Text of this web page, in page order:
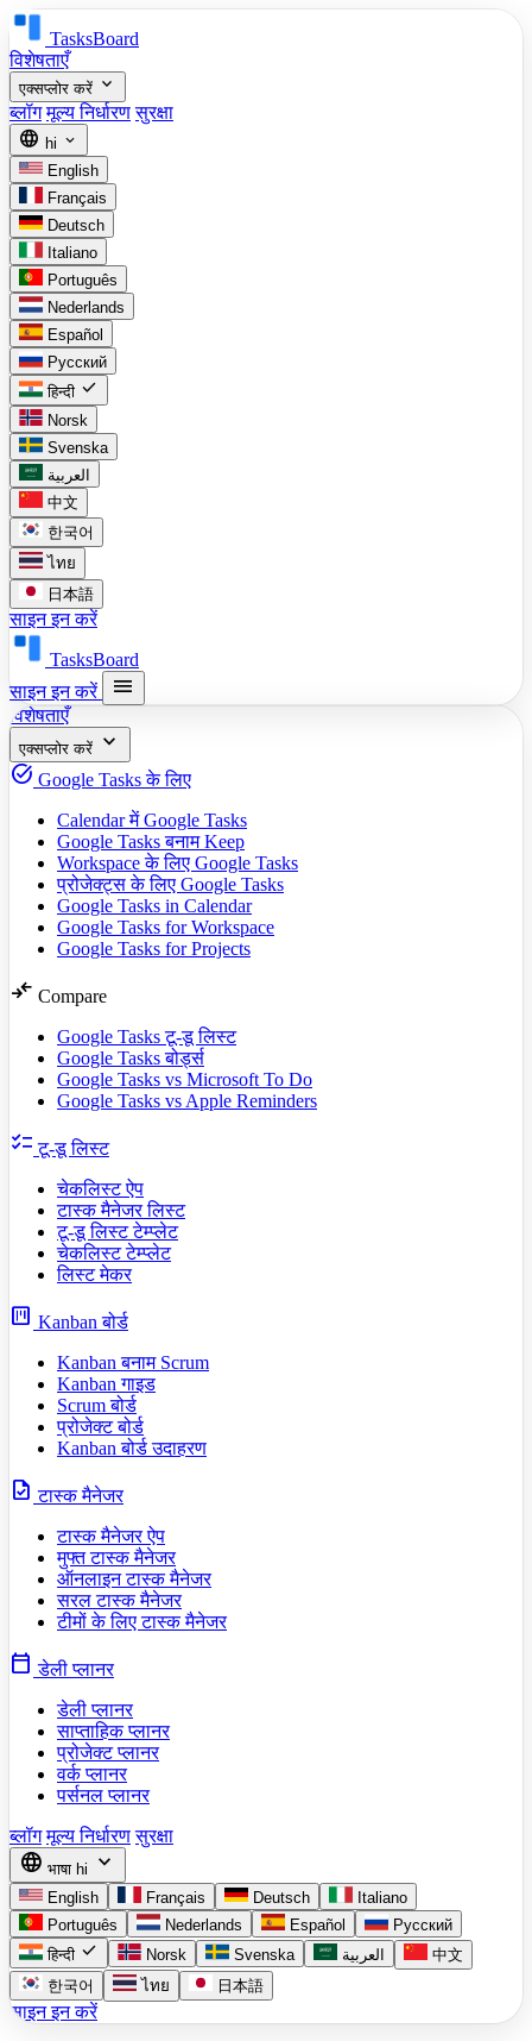
TasksBoard
विशेषताएँ
एक्सप्लोर करें expand_more
ब्लॉग मूल्य निर्धारण सुरक्षा
language hi expand_more
English
Français
Deutsch
Italiano
Português
Nederlands
Español
Русский
हिन्दी check
Norsk
Svenska
العربية
中文
한국어
ไทย
日本語
साइन इन करें
TasksBoard
साइन इन करें
menu
विशेषताएँ
एक्सप्लोर करें expand_more
task_alt Google Tasks के लिए
Calendar में Google Tasks
Google Tasks बनाम Keep
Workspace के लिए Google Tasks
प्रोजेक्ट्स के लिए Google Tasks
Google Tasks in Calendar
Google Tasks for Workspace
Google Tasks for Projects
compare_arrows Compare
Google Tasks टू-डू लिस्ट
Google Tasks बोर्ड्स
Google Tasks vs Microsoft To Do
Google Tasks vs Apple Reminders
checklist टू-डू लिस्ट
चेकलिस्ट ऐप
टास्क मैनेजर लिस्ट
टू-डू लिस्ट टेम्प्लेट
चेकलिस्ट टेम्प्लेट
लिस्ट मेकर
view_kanban Kanban बोर्ड
Kanban बनाम Scrum
Kanban गाइड
Scrum बोर्ड
प्रोजेक्ट बोर्ड
Kanban बोर्ड उदाहरण
task टास्क मैनेजर
टास्क मैनेजर ऐप
मुफ्त टास्क मैनेजर
ऑनलाइन टास्क मैनेजर
सरल टास्क मैनेजर
टीमों के लिए टास्क मैनेजर
calendar_today डेली प्लानर
डेली प्लानर
साप्ताहिक प्लानर
प्रोजेक्ट प्लानर
वर्क प्लानर
पर्सनल प्लानर
ब्लॉग मूल्य निर्धारण सुरक्षा
language भाषा hi expand_more
English Français Deutsch
Italiano
Português
Nederlands Español
Русский
हिन्दी check Norsk Svenska العربية
中文
한국어
ไทย 日本語
साइन इन करें